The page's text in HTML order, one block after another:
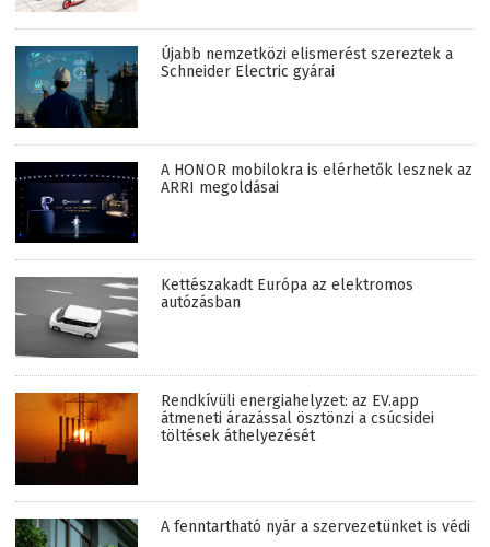
Újabb nemzetközi elismerést szereztek a
Schneider Electric gyárai
A HONOR mobilokra is elérhetők lesznek az
ARRI megoldásai
Kettészakadt Európa az elektromos
autózásban
Rendkívüli energiahelyzet: az EV.app
átmeneti árazással ösztönzi a csúcsidei
töltések áthelyezését
A fenntartható nyár a szervezetünket is védi